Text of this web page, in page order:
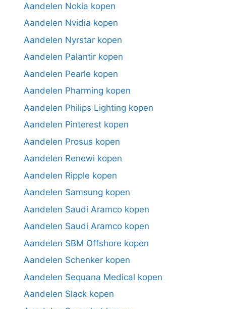
Aandelen Nokia kopen
Aandelen Nvidia kopen
Aandelen Nyrstar kopen
Aandelen Palantir kopen
Aandelen Pearle kopen
Aandelen Pharming kopen
Aandelen Philips Lighting kopen
Aandelen Pinterest kopen
Aandelen Prosus kopen
Aandelen Renewi kopen
Aandelen Ripple kopen
Aandelen Samsung kopen
Aandelen Saudi Aramco kopen
Aandelen Saudi Aramco kopen
Aandelen SBM Offshore kopen
Aandelen Schenker kopen
Aandelen Sequana Medical kopen
Aandelen Slack kopen